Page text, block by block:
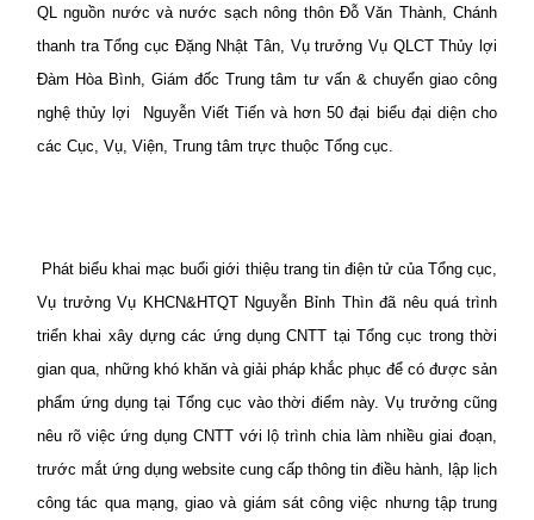
QL nguồn nước và nước sạch nông thôn Đỗ Văn Thành, Chánh
thanh tra Tổng cục Đặng Nhật Tân, Vụ trưởng Vụ QLCT Thủy lợi
Đàm Hòa Bình, Giám đốc Trung tâm tư vấn & chuyển giao công
nghệ thủy lợi Nguyễn Viết Tiến và hơn 50 đại biểu đại diện cho
các Cục, Vụ, Viện, Trung tâm trực thuộc Tổng cục.
Phát biểu khai mạc buổi giới thiệu trang tin điện tử của Tổng cục,
Vụ trưởng Vụ KHCN&HTQT Nguyễn Bỉnh Thìn đã nêu quá trình
triển khai xây dựng các ứng dụng CNTT tại Tổng cục trong thời
gian qua, những khó khăn và giải pháp khắc phục để có được sản
phẩm ứng dụng tại Tổng cục vào thời điểm này. Vụ trưởng cũng
nêu rõ việc ứng dụng CNTT với lộ trình chia làm nhiều giai đoạn,
trước mắt ứng dụng website cung cấp thông tin điều hành, lập lịch
công tác qua mạng, giao và giám sát công việc nhưng tập trung